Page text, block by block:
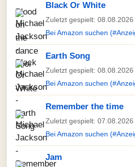
Black Or White
Zuletzt gespielt:
Bei Amazon suchen
Earth Song
Zuletzt gespielt:
Bei Amazon suchen
Remember the time
Zuletzt gespielt:
Bei Amazon suchen
Jam